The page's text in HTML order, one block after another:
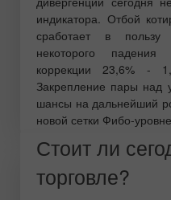
индикатора. Отбой
сработает в
некоторого
коррекции 23,6% -
Закрепление пары над
шансы на дальнейший
новой сетки Фибо-
Стоит ли
торговле?